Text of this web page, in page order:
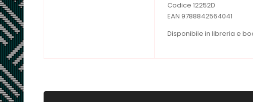
Codice 12252D
EAN 9788842564041
Disponibile in libreria e